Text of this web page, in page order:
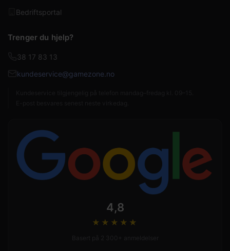
Bedriftsportal
Trenger du hjelp?
38 17 83 13
kundeservice@gamezone.no
4,8
★★★★ ★